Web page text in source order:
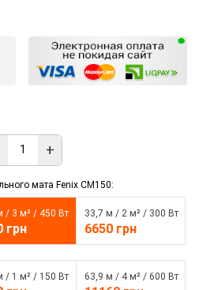
+
мата Fenix CM150:
/ 3 м² / 450 Вт
грн
33,7 м / 2 м² / 300 Вт
6650 грн
/ 1 м² / 150 Вт 63,9 м / 4 м² / 600 Вт